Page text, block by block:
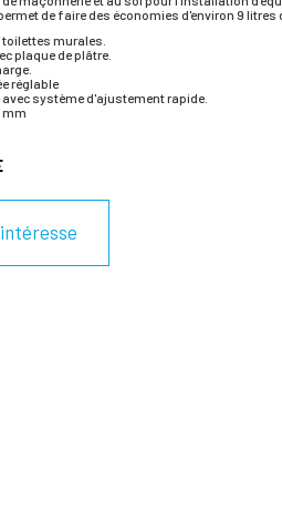
de faire des économies d'environ 9 litres
murales.
plaque de plâtre.
réglable
système d'ajustement rapide.
mm